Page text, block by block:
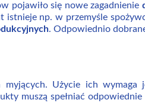
pojawiło się nowe zagadnienie
np. w przemyśle
. Odpowiednio
Użycie ich wymaga
muszą spełniać